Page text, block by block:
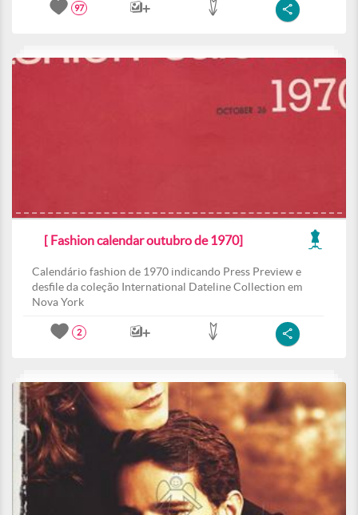
97
[ Fashion calendar outubro de 1970]
Calendário fashion de 1970 indicando Press Preview e
desfile da coleção International Dateline Collection em
Nova York
2